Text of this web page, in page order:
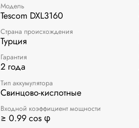
Модель
Tescom DXL3160
Страна происхождения
Турция
Гарантия
2 года
Тип аккумулятора
Свинцово-кислотные
Входной коэффициент мощности
≥ 0.99 cos φ